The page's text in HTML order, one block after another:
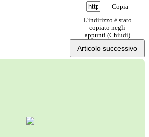
Copia
L'indirizzo è stato
copiato negli
appunti (Chiudi)
Articolo successivo